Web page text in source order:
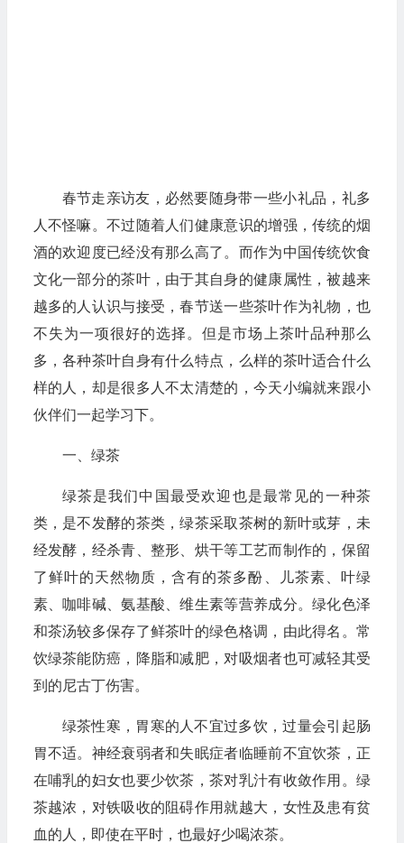
春节走亲访友，必然要随身带一些小礼品，礼多
人不怪嘛。不过随着人们健康意识的增强，传统的烟
酒的欢迎度已经没有那么高了。而作为中国传统饮食
文化一部分的茶叶，由于其自身的健康属性，被越来
越多的人认识与接受，春节送一些茶叶作为礼物，也
不失为一项很好的选择。但是市场上茶叶品种那么
多，各种茶叶自身有什么特点，么样的茶叶适合什么
样的人，却是很多人不太清楚的，今天小编就来跟小
伙伴们一起学习下。
一、绿茶
绿茶是我们中国最受欢迎也是最常见的一种茶
类，是不发酵的茶类，绿茶采取茶树的新叶或芽，未
经发酵，经杀青、整形、烘干等工艺而制作的，保留
了鲜叶的天然物质，含有的茶多酚、儿茶素、叶绿
素、咖啡碱、氨基酸、维生素等营养成分。绿化色泽
和茶汤较多保存了鲜茶叶的绿色格调，由此得名。常
饮绿茶能防癌，降脂和减肥，对吸烟者也可减轻其受
到的尼古丁伤害。
绿茶性寒，胃寒的人不宜过多饮，过量会引起肠
胃不适。神经衰弱者和失眠症者临睡前不宜饮茶，正
在哺乳的妇女也要少饮茶，茶对乳汁有收敛作用。绿
茶越浓，对铁吸收的阻碍作用就越大，女性及患有贫
血的人，即使在平时，也最好少喝浓茶。